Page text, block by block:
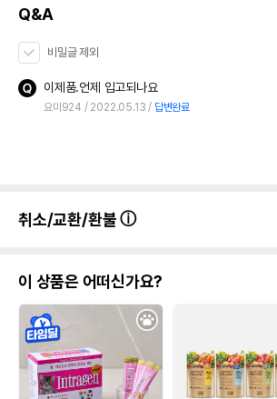
Q&A
비밀글 제외
이제품.언제 입고되나요
요미924 2022.05.13 답변완료
취소/교환/환불
이 상품은 어떠신가요?